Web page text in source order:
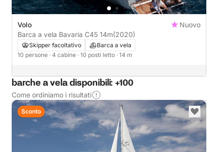
Volo
Nuovo
Barca a vela Bavaria C45 14m(2020)
Skipper facoltativo
Barca a vela
10 persone · 4 cabine · 10 posti letto · 14 m
barche a vela disponibili: +100
Come ordiniamo i risultati
Sconto